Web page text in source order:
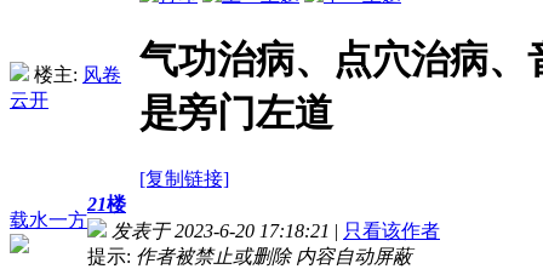
楼主: 风卷
云开
气功治病、点穴治病
是旁门左道
[复制链接]
载水一方
21楼
发表于 2023-6-20 17:18:21 | 只看该作者
提示: 作者被禁止或删除 内容自动屏蔽